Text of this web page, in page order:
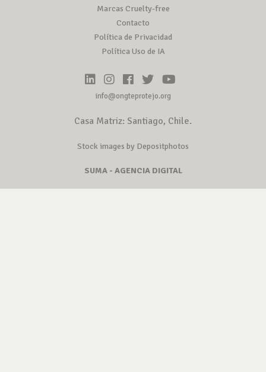
Marcas Cruelty-free
Contacto
Política de Privacidad
Política Uso de IA
info@ongteprotejo.org
Casa Matriz: Santiago, Chile.
Stock images by Depositphotos
SUMA - AGENCIA DIGITAL